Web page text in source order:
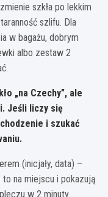
szkła po lekkim
szlifu. Dla
w bagażu, dobrym
albo zestaw 2
„na Czechy”, ale
Jeśli liczy się
i szukać
(inicjały, data) –
na miejscu i pokazują
w 2 minuty.